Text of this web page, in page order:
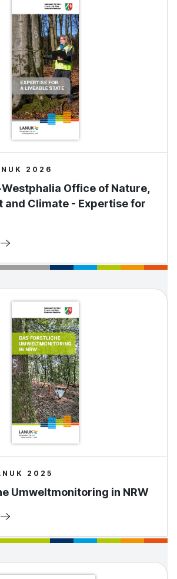
2026
Office of Nature,
and Climate - Expertise for
2025
Umweltmonitoring in NRW